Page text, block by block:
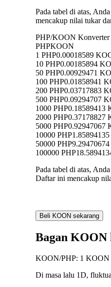
Pada tabel di atas,
mencakup nilai tukar
PHP/KOON
PHPKOON
1 PHP0.00018589
10 PHP0.00185894
50 PHP0.00929471
100 PHP0.01858941
200 PHP0.03717883
500 PHP0.09294707
1000 PHP0.18589413
2000 PHP0.37178827
5000 PHP0.92947067
10000 PHP
50000 PHP
100000 PHP
Pada tabel di atas,
Daftar ini mencakup
Beli KOON sekarang
Bagan KOON
KOON/PHP: 1 KOON
Di masa lalu 1D,